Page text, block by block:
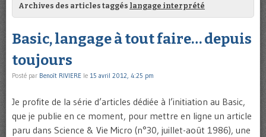
Archives des articles taggés langage interprété
Basic, langage à tout faire… depuis
toujours
Posté par Benoît RIVIERE le 15 avril 2012, 4:25 pm
Je profite de la série d’articles dédiée à l’initiation au Basic,
que je publie en ce moment, pour mettre en ligne un article
paru dans Science & Vie Micro (n°30, juillet-août 1986), une